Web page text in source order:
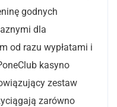
godnych
dla
od razu wypłatami i
kasyno
zestaw
zarówno